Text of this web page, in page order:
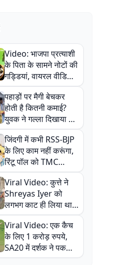
Video: भाजपा प्रत्याशी
के पिता के सामने नोटों की
गड्डियां, वायरल वीडियो
से राजनीति में उबाल,
अजित महतो बोले- TMC
की गंदी चाल
पहाड़ों पर मैगी बेचकर
होती है कितनी कमाई?
युवक ने गल्ला दिखाया तो
नौकरी वालों के खड़े हो गए
कान
जिंदगी में कभी RSS-BJP
के लिए काम नहीं करूंगा,
रिंटू पॉल को TMC
ऑफिस में ले जाकर पीटा,
Video वायरल
Viral Video: कुत्ते ने
Shreyas Iyer को
लगभग काट ही लिया था,
न्यूजीलैंड सीरीज से पहले
बाल-बाल बचे
Viral Video: एक कैच
के लिए 1 करोड़ रुपये,
SA20 में दर्शक ने पकड़ा
एक हाथ से गजब का कैच